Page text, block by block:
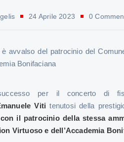
24 Aprile 2023 0
è avvalso del patrocinio del
Bonifaciana
per il concerto di
Viti tenutosi della
con il patrocinio della stessa
Virtuoso e dell’Accademia